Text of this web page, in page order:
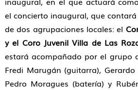
el concierto inaugural, que
de dos agrupaciones locales: el
y el Coro Juvenil Villa de Las
estará acompañado por el grupo
Fredi Marugán (guitarra),
Pedro Moragues (batería) y